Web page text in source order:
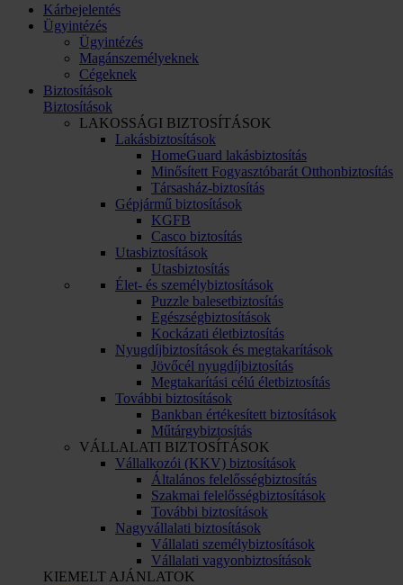
Kárbejelentés
Ügyintézés
Ügyintézés
Magánszemélyeknek
Cégeknek
Biztosítások
Biztosítások
LAKOSSÁGI BIZTOSÍTÁSOK
Lakásbiztosítások
HomeGuard lakásbiztosítás
Minősített Fogyasztóbarát Otthonbiztosítás
Társasház-biztosítás
Gépjármű biztosítások
KGFB
Casco biztosítás
Utasbiztosítások
Utasbiztosítás
Élet- és személybiztosítások
Puzzle balesetbiztosítás
Egészségbiztosítások
Kockázati életbiztosítás
Nyugdíjbiztosítások és megtakarítások
Jövőcél nyugdíjbiztosítás
Megtakarítási célú életbiztosítás
További biztosítások
Bankban értékesített biztosítások
Műtárgybiztosítás
VÁLLALATI BIZTOSÍTÁSOK
Vállalkozói (KKV) biztosítások
Általános felelősségbiztosítás
Szakmai felelősségbiztosítások
További biztosítások
Nagyvállalati biztosítások
Vállalati személybiztosítások
Vállalati vagyonbiztosítások
KIEMELT AJÁNLATOK